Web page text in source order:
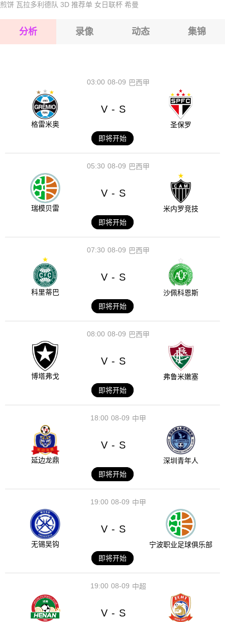
2026-08-15 【球会友谊】 弗鲁米嫩塞VS诺瓦伊古亚科
煎饼 瓦拉多利德队 3D 推荐单 女日联杯 希曼
分析 录像 动态 集锦
08-09
03:00 巴西甲
格雷米奥
V - S
圣保罗
即将开始
08-09
05:30 巴西甲
瑞模贝雷
V - S
米内罗竞技
即将开始
08-09
07:30 巴西甲
科里蒂巴
V - S
沙佩科恩斯
即将开始
08-09
08:00 巴西甲
博塔弗戈
V - S
弗鲁米嫩塞
即将开始
08-09
18:00 中甲
延边龙鼎
V - S
深圳青年人
即将开始
08-09
19:00 中甲
无锡吴钩
V - S
宁波职业足球俱乐部
即将开始
08-09
19:00 中超
V - S